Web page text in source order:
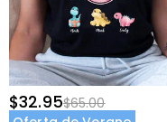
$32.95$65.00